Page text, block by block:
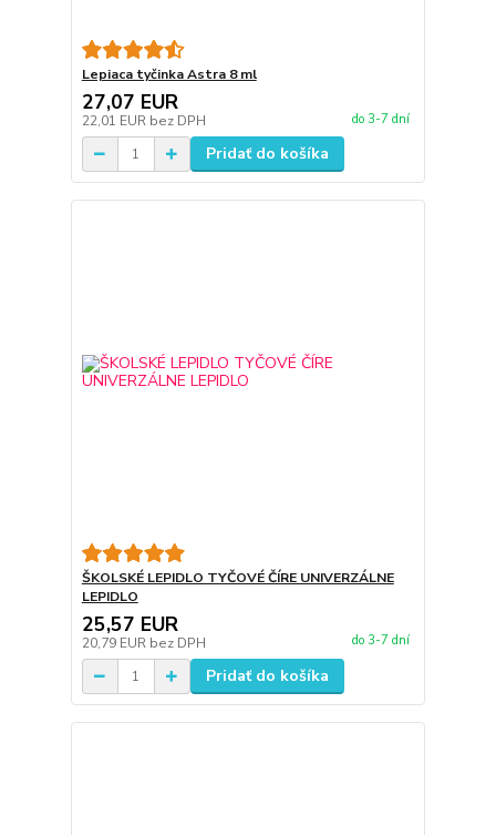
Lepiaca tyčinka Astra 8 ml
27,07 EUR
22,01 EUR bez DPH do 3-7 dní
Pridať do košíka
ŠKOLSKÉ LEPIDLO TYČOVÉ ČÍRE UNIVERZÁLNE
LEPIDLO
25,57 EUR
20,79 EUR bez DPH do 3-7 dní
Pridať do košíka